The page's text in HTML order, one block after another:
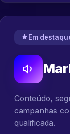
Em
Conteúdo,
campanhas
qualificada.